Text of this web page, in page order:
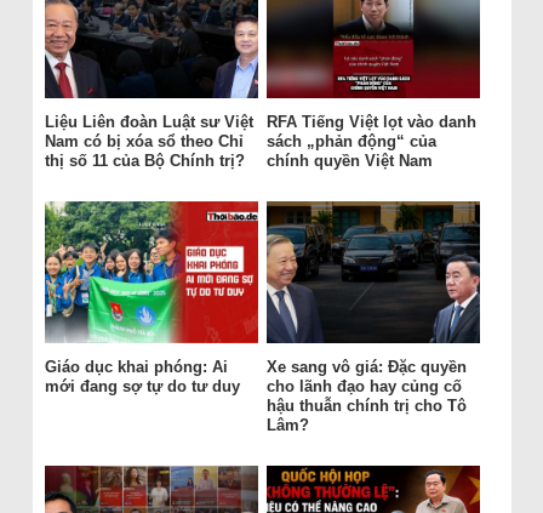
Liệu Liên đoàn Luật sư Việt
Nam có bị xóa sổ theo Chỉ
thị số 11 của Bộ Chính trị?
RFA Tiếng Việt lọt vào danh
sách „phản động“ của
chính quyền Việt Nam
Giáo dục khai phóng: Ai
mới đang sợ tự do tư duy
Xe sang vô giá: Đặc quyền
cho lãnh đạo hay củng cố
hậu thuẫn chính trị cho Tô
Lâm?